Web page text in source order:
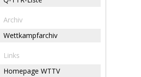
Archiv
Wettkampfarchiv
Links
Homepage WTTV